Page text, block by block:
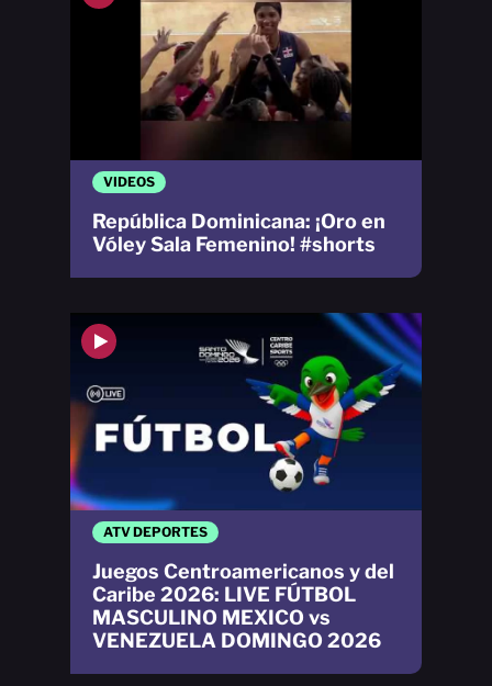
VIDEOS
República Dominicana: ¡Oro en
Vóley Sala Femenino! #shorts
ATV DEPORTES
Juegos Centroamericanos y del
Caribe 2026: LIVE FÚTBOL
MASCULINO MEXICO vs
VENEZUELA DOMINGO 2026